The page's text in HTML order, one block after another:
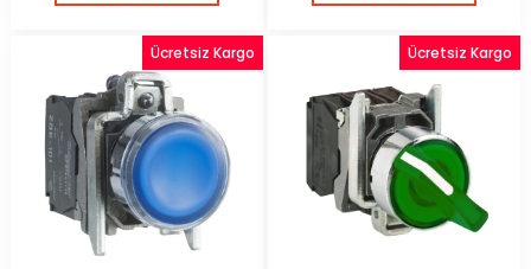
Ücretsiz Kargo Ücretsiz Kargo